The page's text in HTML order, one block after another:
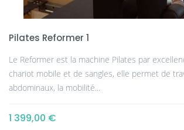
Pilates Reformer 1
Le Reformer est la machine Pilates par
chariot mobile et de sangles, elle permet de
abdominaux, la mobilité...
1 399,00 €